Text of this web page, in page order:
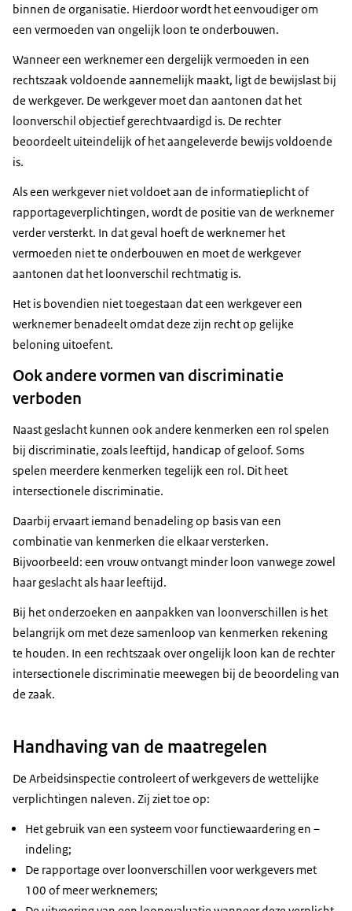
binnen de organisatie. Hierdoor wordt het eenvoudiger om
een vermoeden van ongelijk loon te onderbouwen.
Wanneer een werknemer een dergelijk vermoeden in een
rechtszaak voldoende aannemelijk maakt, ligt de bewijslast bij
de werkgever. De werkgever moet dan aantonen dat het
loonverschil objectief gerechtvaardigd is. De rechter
beoordeelt uiteindelijk of het aangeleverde bewijs voldoende
is.
Als een werkgever niet voldoet aan de informatieplicht of
rapportageverplichtingen, wordt de positie van de werknemer
verder versterkt. In dat geval hoeft de werknemer het
vermoeden niet te onderbouwen en moet de werkgever
aantonen dat het loonverschil rechtmatig is.
Het is bovendien niet toegestaan dat een werkgever een
werknemer benadeelt omdat deze zijn recht op gelijke
beloning uitoefent.
Ook andere vormen van discriminatie
verboden
Naast geslacht kunnen ook andere kenmerken een rol spelen
bij discriminatie, zoals leeftijd, handicap of geloof. Soms
spelen meerdere kenmerken tegelijk een rol. Dit heet
intersectionele discriminatie.
Daarbij ervaart iemand benadeling op basis van een
combinatie van kenmerken die elkaar versterken.
Bijvoorbeeld: een vrouw ontvangt minder loon vanwege zowel
haar geslacht als haar leeftijd.
Bij het onderzoeken en aanpakken van loonverschillen is het
belangrijk om met deze samenloop van kenmerken rekening
te houden. In een rechtszaak over ongelijk loon kan de rechter
intersectionele discriminatie meewegen bij de beoordeling van
de zaak.
Handhaving van de maatregelen
De Arbeidsinspectie controleert of werkgevers de wettelijke
verplichtingen naleven. Zij ziet toe op:
Het gebruik van een systeem voor functiewaardering en –
indeling;
De rapportage over loonverschillen voor werkgevers met
100 of meer werknemers;